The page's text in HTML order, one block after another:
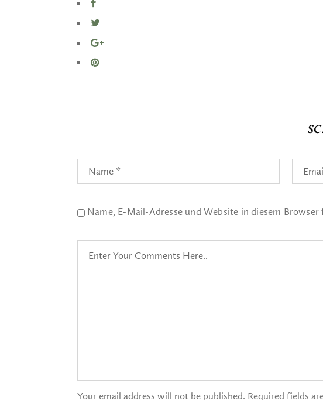
Name, E-Mail-Adresse und Website in diesem
Your email address will not be published. Required fields